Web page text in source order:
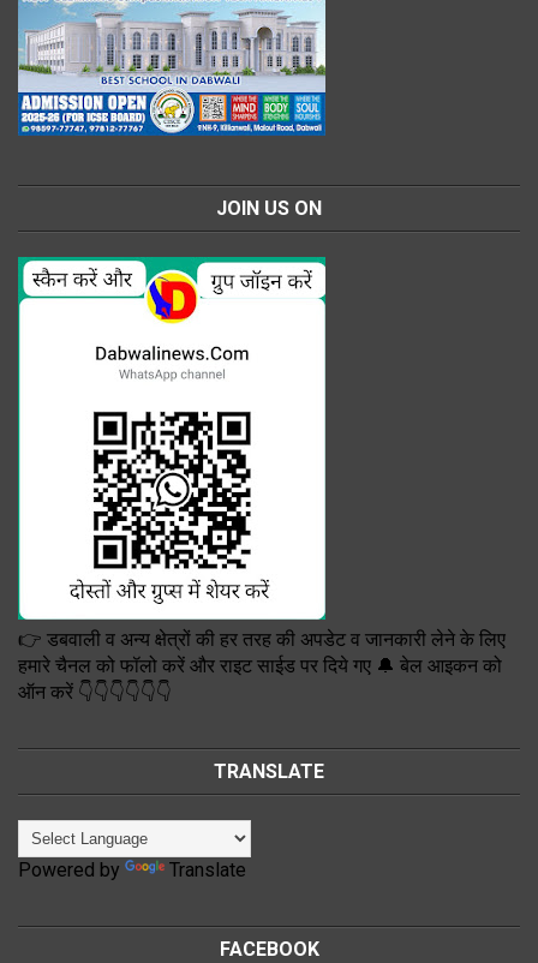
JOIN US ON
👉 डबवाली व अन्य क्षेत्रों की हर तरह की अपडेट व जानकारी लेने के लिए
हमारे चैनल को फॉलो करें और राइट साईड पर दिये गए 🔔 बेल आइकन को
ऑन करें 👇👇👇👇👇👇
TRANSLATE
Powered by Translate
FACEBOOK